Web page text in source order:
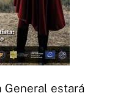
General estará